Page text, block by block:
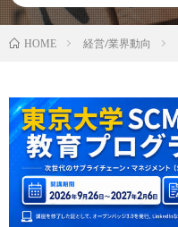
HOME 経営/業界動向